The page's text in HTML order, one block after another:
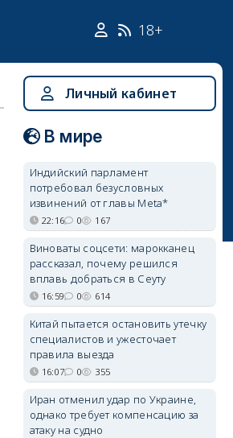
18+
Личный кабинет
В мире
Индийский парламент
потребовал безусловных
извинений от главы Meta*
22:16 0 167
Виноваты соцсети: марокканец
рассказал, почему решился
вплавь добраться в Сеуту
16:59 0 614
Китай пытается остановить утечку
специалистов и ужесточает
правила выезда
16:07 0 355
Иран отменил удар по Украине,
однако требует компенсацию за
атаку на судно